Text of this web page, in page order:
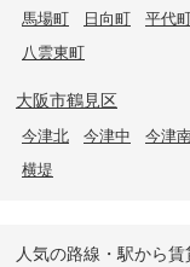
馬場町
日向町 平代
八雲東町
大阪市鶴見区
今津北 今津中 今津
横堤
人気の路線・駅から